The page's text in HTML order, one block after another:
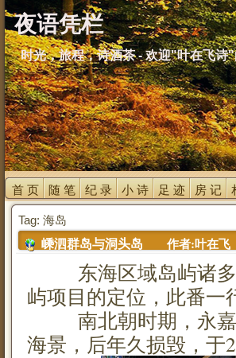
夜语凭栏
时光，旅程，诗酒茶 - 欢迎"叶在飞诗
首 页 随 笔 纪 录 小 诗 足 迹 房 记
Tag: 海岛
嵊泗群岛与洞头岛
作者:叶在飞
东海区域岛屿诸多
屿项目的定位，此番一
南北朝时期，永嘉
海景，后年久损毁，于